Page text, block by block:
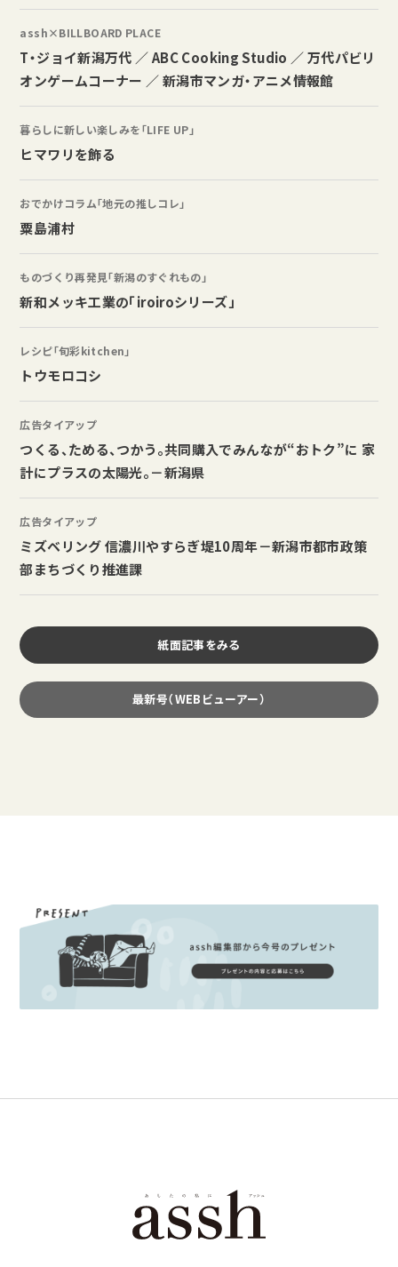
assh×BILLBOARD PLACE
T・ジョイ新潟万代 ／ ABC Cooking Studio ／ 万代パビリ
オンゲームコーナー ／ 新潟市マンガ・アニメ情報館
暮らしに新しい楽しみを「LIFE UP」
ヒマワリを飾る
おでかけコラム「地元の推しコレ」
粟島浦村
ものづくり再発見「新潟のすぐれもの」
新和メッキ工業の「iroiroシリーズ」
レシピ「旬彩kitchen」
トウモロコシ
広告タイアップ
つくる、ためる、つかう。共同購入でみんなが“おトク”に 家
計にプラスの太陽光。－新潟県
広告タイアップ
ミズベリング 信濃川やすらぎ堤10周年－新潟市都市政策
部まちづくり推進課
紙面記事をみる
最新号（WEBビューアー）